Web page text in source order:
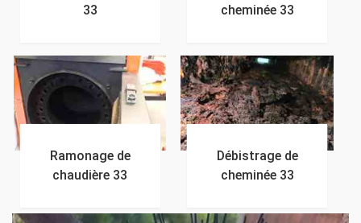
33
cheminée 33
Ramonage de
chaudière 33
Débistrage de
cheminée 33